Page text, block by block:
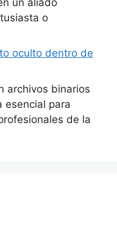
o
oculto dentro de
archivos binarios
esencial para
de la